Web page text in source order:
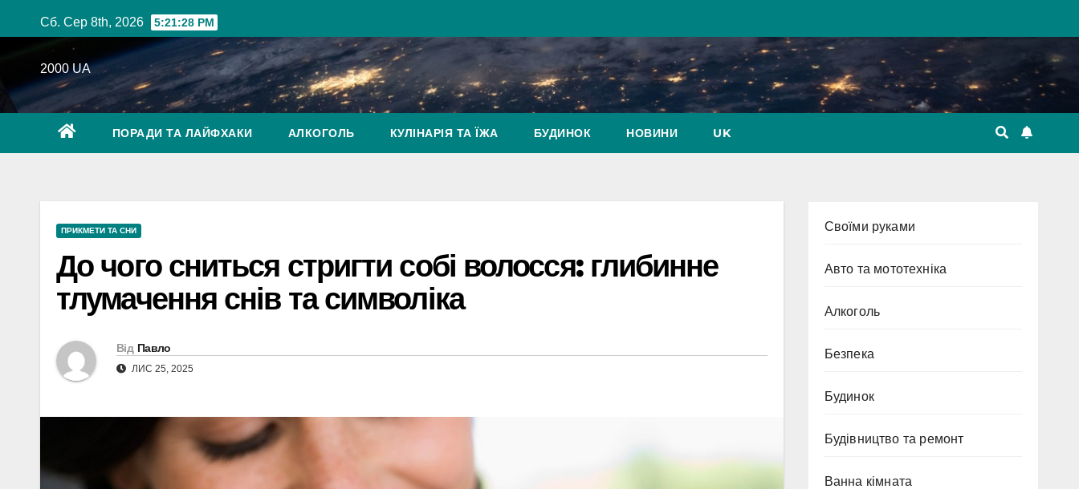
до
Сб. Сер 8th, 2026 5:21:29 PM
2000 UA
ПОРАДИ ТА ЛАЙФХАКИ АЛКОГОЛЬ КУЛІНАРІЯ ТА ЇЖА БУДИНОК НОВИНИ UK
ПРИКМЕТИ ТА СНИ
До чого сниться стригти собі волосся: глибинне
тлумачення снів та символіка
Від Павло
ЛИС 25, 2025
Cвоїми руками
Авто та мототехніка
Алкоголь
Безпека
Будинок
Будівництво та ремонт
Ванна кімната